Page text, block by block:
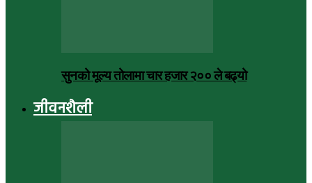
सुनको मूल्य तोलामा चार हजार २०० ले बढ्यो
जीवनशैली